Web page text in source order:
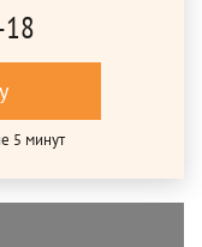
5 минут